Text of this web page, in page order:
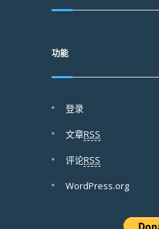
功能
登录
文章RSS
评论RSS
WordPress.org